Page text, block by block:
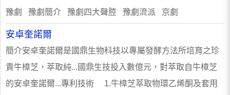
豫劇 豫劇簡介 豫劇四大聲腔 豫劇流派 京劇
安卓奎諾爾
簡介安卓奎諾爾是國鼎生物科技以專屬發酵方法所培育之珍
貴牛樟芝，萃取純...國鼎生技投入數億元，對萃取自牛樟芝
的安卓奎諾爾...專利技術 1.牛樟芝萃取物環乙烯酮及套用